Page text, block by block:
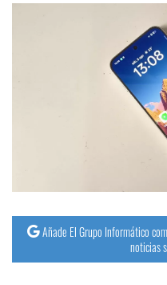
Añade El Grupo Informático
noticias